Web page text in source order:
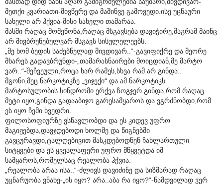
მეთქი კვარიათი-მივწერე და მაშინვე გამოვედი.ისე უცნაური
სახელი არ ჰქვია-მისი სახელი თამარაა.
მასში რაღაც მომეწონა,რაღაც მსგავსება დავიჭირე,მაგრამ მაინც
არ მივბრუნებულვარ მსგავს სისულელეებს.
„მე ხომ ბედის საძებნელად მივდივარ..“-გავიფიქრე და მეორე
მხარეს გადავბრუნდი-„თამარასნაირები მოიცდიან,მე მარტო
ვარ..“-შეჩვეული,როცა ხარ რამეს,სხვა რამ არ გინდა..
მგონი,მეც ნარკოტიკზე „ვიჯექი“ და ამ ნარკოტიკს
მარტოსულობის სინდრომი ერქვა.ზოგჯერ გინდა,რომ რაღაც
მეტი იყო,გინდა გადააბიჯო გარესამყაროს და ვგრძნობდი,რომ
ეს იყო ჩემი ხვედრი.
ფილოსოფიურზე ვსწავლობდი და ეს კიდევ უფრო
მაგიჟებდა,დავჯდებოდი ხოლმე და წიგნებში
გავცურავდი,ტალღებივით მასკდებოდნენ ჩახლართული
სიტყვები და ეს ყვეალაფერი უფრო მწყვეტდა იმ
სამყაროს,რომელსაც რეალობა ჰქვია.
„რეალობა არაა ისა..“-ძლივს დავიძინე და სიზმარად რაღაც
უცნარუობა ვნახე-„ის იყო? არა..აბა რა იყო?“-ნამდვილად ვერ